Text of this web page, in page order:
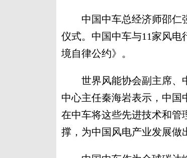
中国中车总经济师邵仁强
仪式。中国中车与11家风
境自律公约》。
世界风能协会副主席、中
中心主任秦海岩表示，中
在中车将这些先进技术和管
撑，为中国风电产业发展做